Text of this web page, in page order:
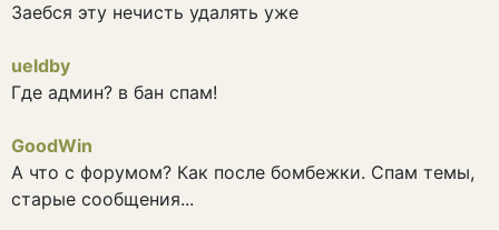
Заебся эту нечисть удалять уже
ueldby
Где админ? в бан спам!
GoodWin
А что с форумом? Как после бомбежки. Спам темы,
старые сообщения...